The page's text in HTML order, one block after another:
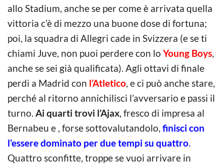
allo Stadium, anche se per come è arrivata quella
vittoria c’è di mezzo una buone dose di fortuna;
poi, la squadra di Allegri cade in Svizzera (e se ti
chiami Juve, non puoi perdere con lo Young Boys,
anche se sei già qualificata). Agli ottavi di finale
perdi a Madrid con l’Atletico, e ci può anche stare,
perché al ritorno annichilisci l’avversario e passi il
turno. Ai quarti trovi l’Ajax, fresco di impresa al
Bernabeu e , forse sottovalutandolo, finisci con
l’essere dominato per due tempi su quattro.
Quattro sconfitte, troppe se vuoi arrivare in